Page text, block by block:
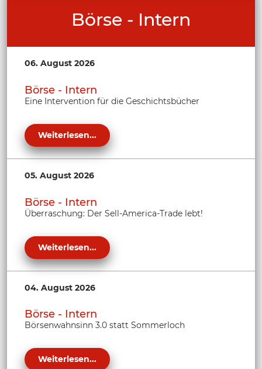
Börse - Intern
06. August 2026
Börse - Intern
Eine Intervention für die Geschichtsbücher
Weiterlesen...
05. August 2026
Börse - Intern
Überraschung: Der Sell-America-Trade lebt!
Weiterlesen...
04. August 2026
Börse - Intern
Börsenwahnsinn 3.0 statt Sommerloch
Weiterlesen...